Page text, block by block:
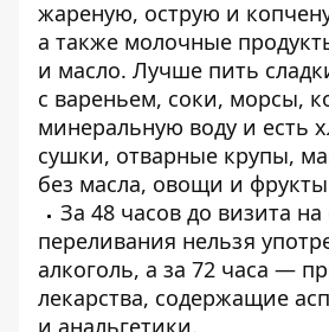
жареную, острую и
а также молочные
и масло. Лучше пить
с вареньем, соки, морсы,
минеральную воду и есть
сушки, отварные крупы,
без масла, овощи и
За 48 часов до визита
переливания нельзя
алкоголь, а за 72 часа —
лекарства, содержащие
и анальгетики.